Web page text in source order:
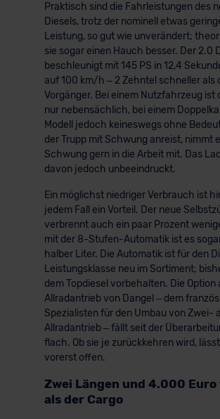
Praktisch sind die Fahrleistungen des
Diesels, trotz der nominell etwas
Leistung, so gut wie unverändert;
sie sogar einen Hauch besser. Der 2.0
beschleunigt mit 145 PS in 12,4
auf 100 km/h – 2 Zehntel schneller als
Vorgänger. Bei einem Nutzfahrzeug ist
nur nebensächlich, bei einem
Modell jedoch keineswegs ohne
der Trupp mit Schwung anreist, nimmt
Schwung gern in die Arbeit mit. Das
davon jedoch unbeeindruckt.
Ein möglichst niedriger Verbrauch ist
jedem Fall ein Vorteil. Der neue
verbrennt auch ein paar Prozent
mit der 8-Stufen-Automatik ist es
halber Liter. Die Automatik ist für den
Leistungsklasse neu im Sortiment;
dem Topdiesel vorbehalten. Die Option
Allradantrieb von Dangel – dem
Spezialisten für den Umbau von Zwei-
Allradantrieb – fällt seit der
flach. Ob sie je zurückkehren wird, lässt
vorerst offen.
Zwei Längen und 4.000
als der Cargo